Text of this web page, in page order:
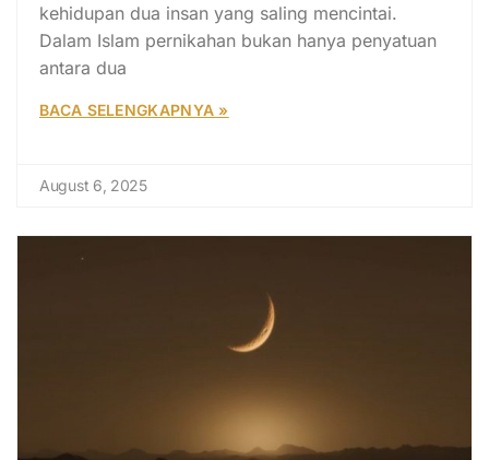
kehidupan dua insan yang saling mencintai.
Dalam Islam pernikahan bukan hanya penyatuan
antara dua
BACA SELENGKAPNYA »
August 6, 2025